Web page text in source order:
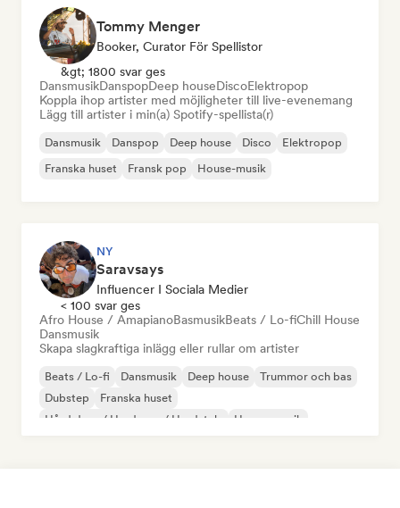
Tommy Menger
Booker, Curator För Spellistor
&gt; 1800 svar ges
DansmusikDanspopDeep houseDiscoElektropop
Koppla ihop artister med möjligheter till live-evenemang
Lägg till artister i min(a) Spotify-spellista(r)
Dansmusik Danspop Deep house Disco
Elektropop
Franska huset
Fransk pop House-musik
NY
Saravsays
Influencer I Sociala Medier
< 100 svar ges
Afro House / AmapianoBasmusikBeats / Lo-fiChill House
Dansmusik
Skapa slagkraftiga inlägg eller rullar om artister
Beats / Lo-fi Dansmusik Deep house
Trummor och bas
Dubstep
Franska huset
Hård dans / Hardcore / Hardstyle
House-musik